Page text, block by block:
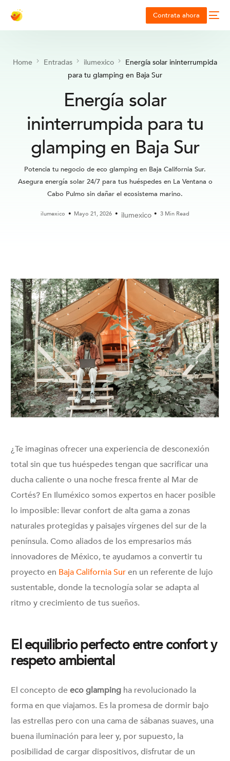
Contrata ahora
Home Entradas ilumexico
Energía solar ininterrumpida
para tu glamping en Baja Sur
Energía solar
ininterrumpida para tu
glamping en Baja Sur
Potencia tu negocio de eco glamping en Baja California Sur.
Asegura energía solar 24/7 para tus huéspedes en La Ventana o
Cabo Pulmo sin dañar el ecosistema marino.
ilumexico Mayo 21, 2026 ilumexico 3 Min Read
¿Te imaginas ofrecer una experiencia de desconexión
total sin que tus huéspedes tengan que sacrificar una
ducha caliente o una noche fresca frente al Mar de
Cortés? En Iluméxico somos expertos en hacer posible
lo imposible: llevar confort de alta gama a zonas
naturales protegidas y paisajes vírgenes del sur de la
península. Como aliados de los empresarios más
innovadores de México, te ayudamos a convertir tu
proyecto en Baja California Suren un referente de lujo
sustentable, donde la tecnología solar se adapta al
ritmo y crecimiento de tus sueños.
El equilibrio perfecto entre confort y
respeto ambiental
El concepto deeco glamping ha revolucionado la
forma en que viajamos. Es la promesa de dormir bajo
las estrellas pero con una cama de sábanas suaves, una
buena iluminación para leer y, por supuesto, la
posibilidad de cargar dispositivos, disfrutar de un